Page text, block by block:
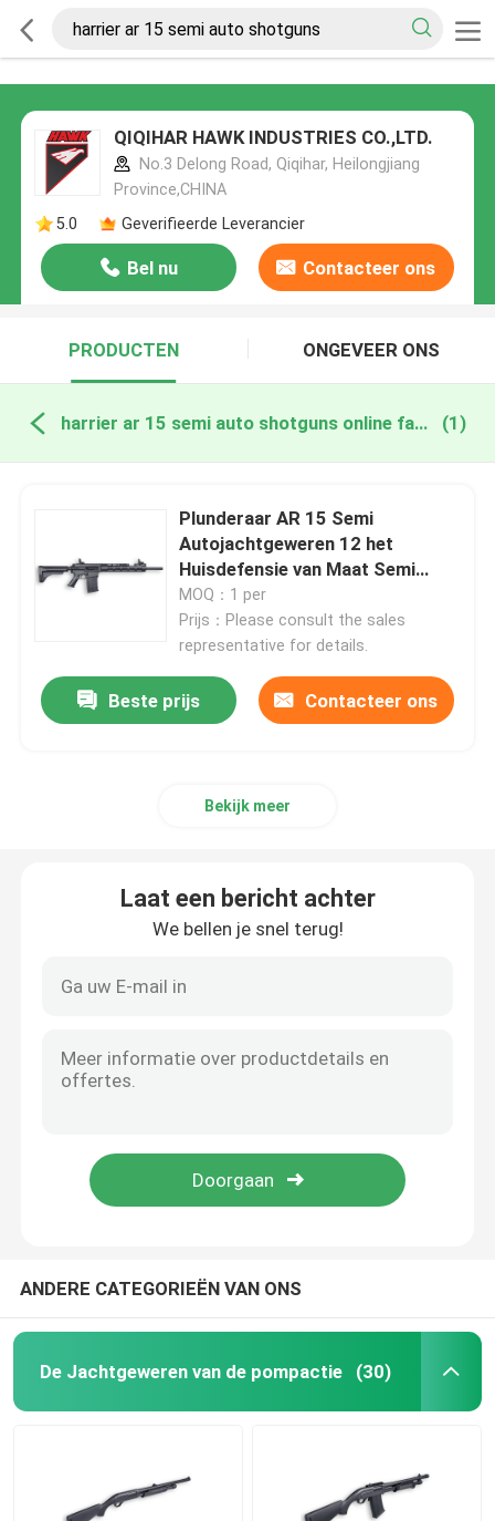
QIQIHAR HAWK INDUSTRIES CO.,LTD.
No.3 Delong Road, Qiqihar, Heilongjiang
Province,CHINA
5.0
Geverifieerde Leverancier
Bel nu Contacteer ons
PRODUCTEN ONGEVEER ONS
harrier ar 15 semi auto shotguns online fabricage (1)
Plunderaar AR 15 Semi
Autojachtgeweren 12 het
Huisdefensie van Maat Semi
Auto Tactische Jachtgeweren
MOQ：1 per
Prijs：Please consult the sales
representative for details.
Beste prijs Contacteer ons
Bekijk meer
Laat een bericht achter
We bellen je snel terug!
ANDERE CATEGORIEËN VAN ONS
De Jachtgeweren van de pompactie (30)